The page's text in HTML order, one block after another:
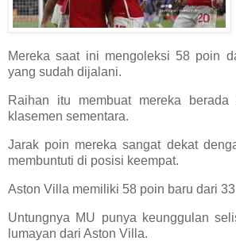
Mereka saat ini mengoleksi 58 poin
yang sudah dijalani.
Raihan itu membuat mereka
klasemen sementara.
Jarak poin mereka sangat dekat
membuntuti di posisi keempat.
Aston Villa memiliki 58 poin baru dari
Untungnya MU punya keunggulan
lumayan dari Aston Villa.